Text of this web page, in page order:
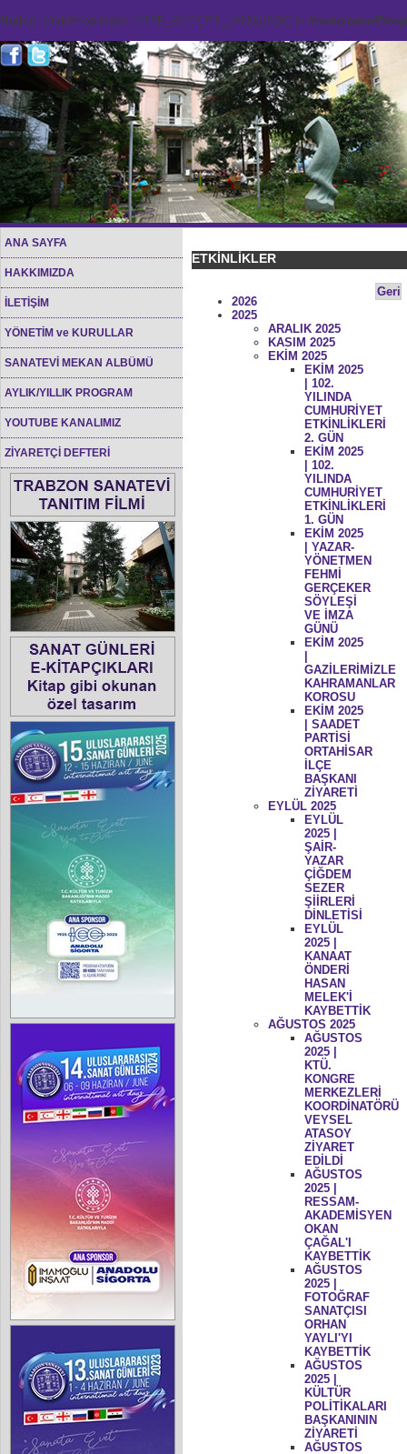
Notice: Undefined index: HTTP_ACCEPT_LANGUAGE in /home/
ANA SAYFA
HAKKIMIZDA
İLETİŞİM
YÖNETİM ve KURULLAR
SANATEVİ MEKAN ALBÜMÜ
AYLIK/YILLIK PROGRAM
YOUTUBE KANALIMIZ
ZİYARETÇİ DEFTERİ
ETKİNLİKLER
Geri
2026
2025
ARALIK 2025
KASIM 2025
EKİM 2025
EKİM 2025
| 102.
YILINDA
CUMHURİYET
ETKİNLİKLERİ
2. GÜN
EKİM 2025
| 102.
YILINDA
CUMHURİYET
ETKİNLİKLERİ
1. GÜN
EKİM 2025
| YAZAR-
YÖNETMEN
FEHMİ
GERÇEKER
SÖYLEŞİ
VE İMZA
GÜNÜ
EKİM 2025
GAZİLERİMİZLE
KAHRAMANLAR
KOROSU
EKİM 2025
| SAADET
PARTİSİ
ORTAHİSAR
İLÇE
BAŞKANI
ZİYARETİ
EYLÜL 2025
EYLÜL
2025 |
ŞAİR-
YAZAR
ÇİĞDEM
SEZER
ŞİİRLERİ
DİNLETİSİ
EYLÜL
2025 |
KANAAT
ÖNDERİ
HASAN
MELEK'İ
KAYBETTİK
AĞUSTOS 2025
AĞUSTOS
2025 |
KTÜ.
KONGRE
MERKEZLERİ
KOORDİNATÖRÜ
VEYSEL
ATASOY
ZİYARET
EDİLDİ
AĞUSTOS
2025 |
RESSAM-
AKADEMİSYEN
OKAN
ÇAĞAL'I
KAYBETTİK
AĞUSTOS
2025 |
FOTOĞRAF
SANATÇISI
ORHAN
YAYLI'YI
KAYBETTİK
AĞUSTOS
2025 |
KÜLTÜR
POLİTİKALARI
BAŞKANININ
ZİYARETİ
AĞUSTOS